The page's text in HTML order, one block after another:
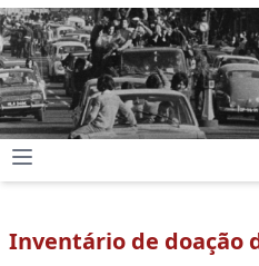
Inventário de doação